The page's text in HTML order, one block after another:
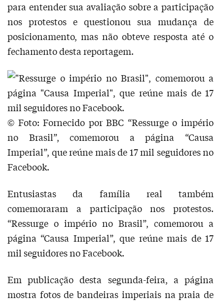
para entender sua avaliação sobre a participação
nos protestos e questionou sua mudança de
posicionamento, mas não obteve resposta até o
fechamento desta reportagem.
© Foto: Fornecido por BBC “Ressurge o império
no Brasil”, comemorou a página “Causa
Imperial”, que reúne mais de 17 mil seguidores no
Facebook.
Entusiastas da família real também
comemoraram a participação nos protestos.
“Ressurge o império no Brasil”, comemorou a
página “Causa Imperial”, que reúne mais de 17
mil seguidores no Facebook.
Em publicação desta segunda-feira, a página
mostra fotos de bandeiras imperiais na praia de